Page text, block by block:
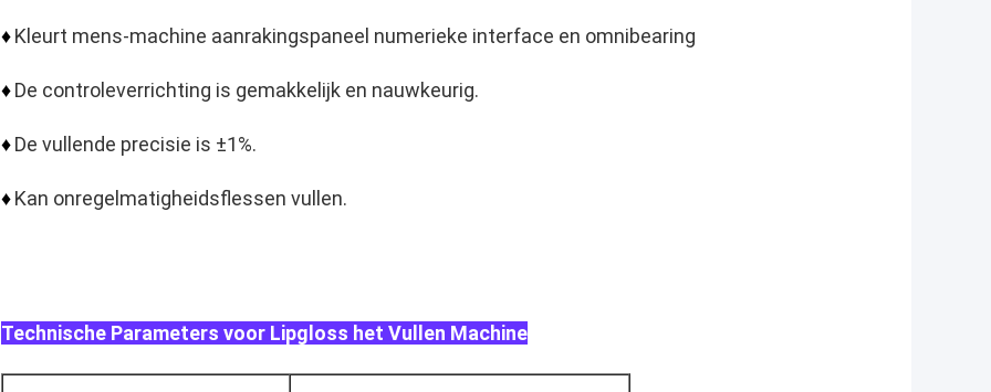
♦ Kleurt mens-machine aanrakingspaneel numerieke interface en omnibearing
♦ De controleverrichting is gemakkelijk en nauwkeurig.
♦ De vullende precisie is ±1%.
♦ Kan onregelmatigheidsflessen vullen.
Technische Parameters voor Lipgloss het Vullen Machine